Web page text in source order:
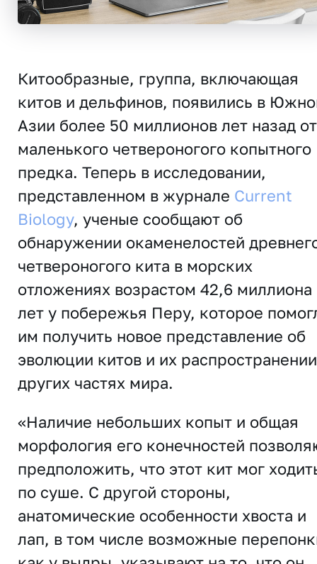
Китообразные, группа, включающая
китов и дельфинов, появились в
Азии более 50 миллионов лет назад от
маленького четвероногого копытного
предка. Теперь в исследовании,
представленном в журнале Current
Biology, ученые сообщают об
обнаружении окаменелостей
четвероногого кита в морских
отложениях возрастом 42,6 миллиона
лет у побережья Перу, которое
им получить новое представление об
эволюции китов и их
других частях мира.
«Наличие небольших копыт и общая
морфология его конечностей
предположить, что этот кит мог
по суше. С другой стороны,
анатомические особенности хвоста и
лап, в том числе возможные